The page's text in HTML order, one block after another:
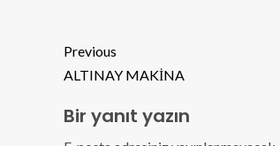
Previous
ALTINAY MAKİNA
Bir yanıt yazın